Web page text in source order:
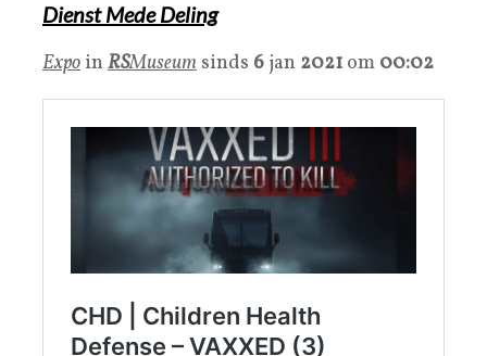
Dienst Mede Deling
Expo in RSMuseum sinds 6 jan 2021 om 00:02